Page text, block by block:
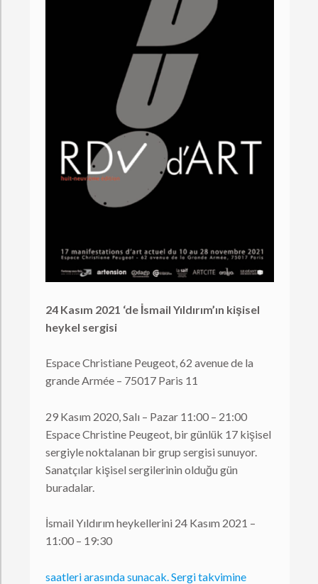
24 Kasım 2021 ‘de İsmail Yıldırım’ın kişisel
heykel sergisi
Espace Christiane Peugeot, 62 avenue de la
grande Armée – 75017 Paris 11
29 Kasım 2020, Salı – Pazar 11:00 – 21:00
Espace Christine Peugeot, bir günlük 17 kişisel
sergiyle noktalanan bir grup sergisi sunuyor.
Sanatçılar kişisel sergilerinin olduğu gün
buradalar.
İsmail Yıldırım heykellerini 24 Kasım 2021 –
11:00 – 19:30
saatleri arasında sunacak. Sergi takvimine